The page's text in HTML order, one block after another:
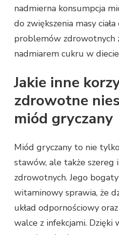
nadmierna konsumpcja
do zwiększenia masy
problemów zdrowotnych
nadmiarem cukru w
Jakie inne
zdrowotne
miód gryczany
Miód gryczany to nie
stawów, ale także szereg
zdrowotnych. Jego
witaminowy sprawia, że
układ odpornościowy
walce z infekcjami. Dzięki